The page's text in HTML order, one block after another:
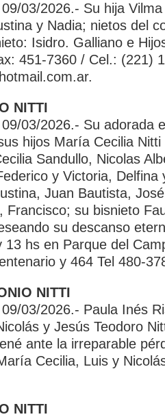
03/2026.- Su hija
y Nadia; nietos del
Isidro. Galliano e
451-7360 / Cel.: (221)
NITTI
03/2026.- Su adorada
hijos María Cecilia
Sandullo, Nicolas
y Victoria, Delfina
Juan Bautista,
Francisco; su bisnieto
su descanso
13 hs en Parque del
y 464 Tel 480-
NITTI
03/2026.- Paula Inés
y Jesús Teodoro
ante la irreparable
Cecilia, Luis y
NITTI